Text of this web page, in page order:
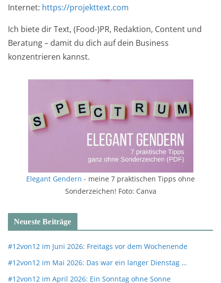
Internet: https://projekttext.com
Ich biete dir Text, (Food-)PR, Redaktion, Content und
Beratung – damit du dich auf dein Business
konzentrieren kannst.
Elegant Gendern - meine 7 praktischen Tipps ohne
Sonderzeichen! Foto: Canva
Neueste Beiträge
#12von12 im Juni 2026: Freitags vor dem Wochenende
#12von12 im Mai 2026: Das war ein langer Dienstag …
#12von12 im April 2026: Ein Sonntag ohne Sonne